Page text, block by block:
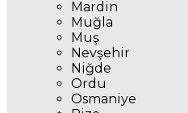
Mardin
Muğla
Muş
Nevşehir
Niğde
Ordu
Osmaniye